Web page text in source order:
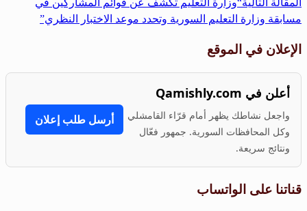
المقالة التالية“وزارة التعليم تكشف عن قوائم المشاركين في
مسابقة وزارة التعليم السورية وتحدد موعد الاختبار النظري”
الإعلان في الموقع
أعلن في Qamishly.com
واجعل نشاطك يظهر أمام قرّاء القامشلي
وكل المحافظات السورية. جمهور فعّال
ونتائج سريعة.
أرسل طلب إعلان
قناتنا على الواتساب